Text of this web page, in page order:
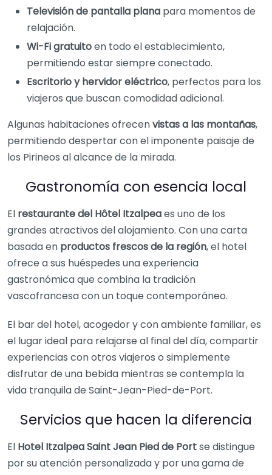
Televisión de pantalla plana para momentos de
relajación.
Wi-Fi gratuitoen todo el establecimiento,
permitiendo estar siempre conectado.
Escritorio y hervidor eléctrico, perfectos para los
viajeros que buscan comodidad adicional.
Algunas habitaciones ofrecenvistas a las montañas,
permitiendo despertar con el imponente paisaje de
los Pirineos al alcance de la mirada.
Gastronomía con esencia local
El restaurante del Hôtel Itzalpeaes uno de los
grandes atractivos del alojamiento. Con una carta
basada en productos frescos de la región, el hotel
ofrece a sus huéspedes una experiencia
gastronómica que combina la tradición
vascofrancesa con un toque contemporáneo.
El bar del hotel, acogedor y con ambiente familiar, es
el lugar ideal para relajarse al final del día, compartir
experiencias con otros viajeros o simplemente
disfrutar de una bebida mientras se contempla la
vida tranquila de Saint-Jean-Pied-de-Port.
Servicios que hacen la diferencia
El Hotel Itzalpea Saint Jean Pied de Portse distingue
por su atención personalizada y por una gama de